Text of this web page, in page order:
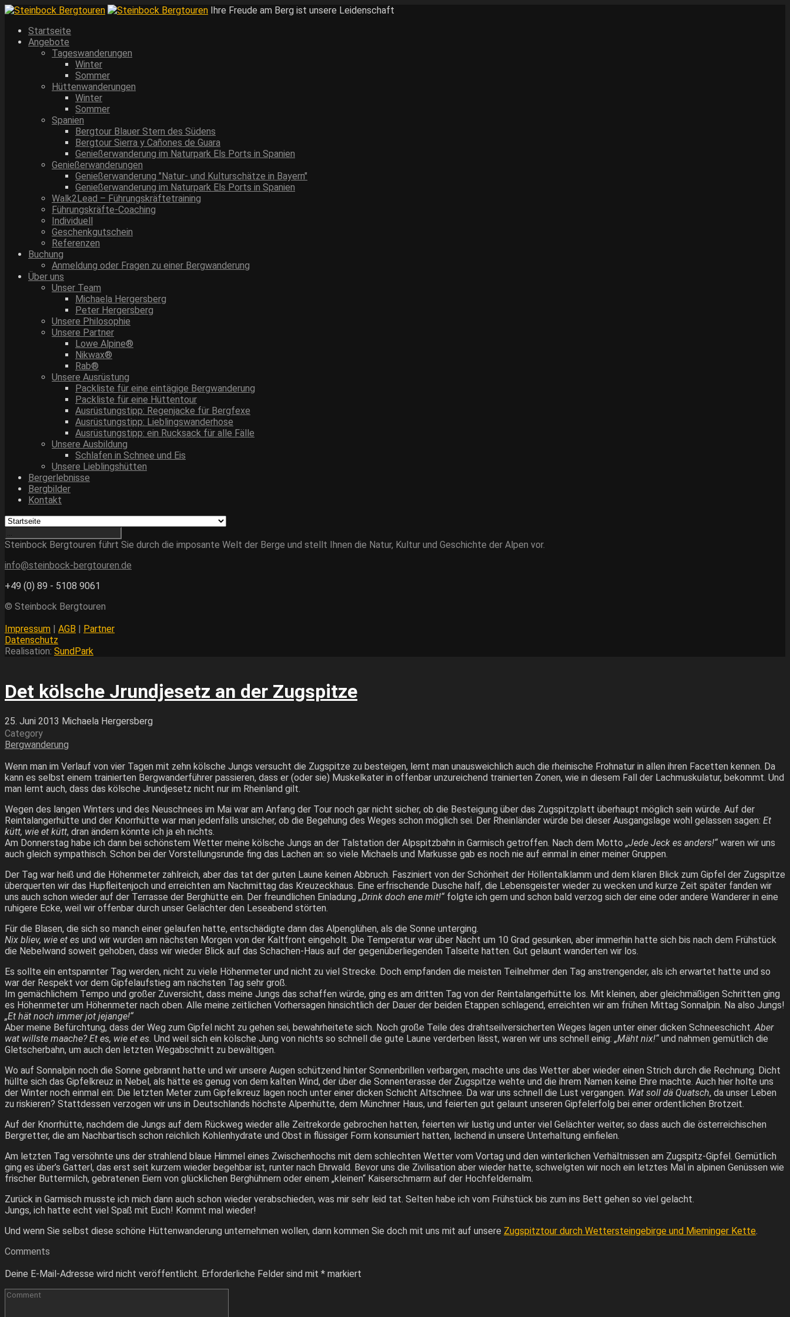
Ihre Freude am Berg ist unsere Leidenschaft
Startseite
Angebote
Tageswanderungen
Winter
Sommer
Hüttenwanderungen
Winter
Sommer
Spanien
Bergtour Blauer Stern des Südens
Bergtour Sierra y Cañones de Guara
Genießerwanderung im Naturpark Els Ports in Spanien
Genießerwanderungen
Genießerwanderung "Natur- und Kulturschätze in Bayern"
Genießerwanderung im Naturpark Els Ports in Spanien
Walk2Lead – Führungskräftetraining
Führungskräfte-Coaching
Individuell
Geschenkgutschein
Referenzen
Buchung
Anmeldung oder Fragen zu einer Bergwanderung
Über uns
Unser Team
Michaela Hergersberg
Peter Hergersberg
Unsere Philosophie
Unsere Partner
Lowe Alpine®
Nikwax®
Rab®
Unsere Ausrüstung
Packliste für eine eintägige Bergwanderung
Packliste für eine Hüttentour
Ausrüstungstipp: Regenjacke für Bergfexe
Ausrüstungstipp: Lieblingswanderhose
Ausrüstungstipp: ein Rucksack für alle Fälle
Unsere Ausbildung
Schlafen in Schnee und Eis
Unsere Lieblingshütten
Bergerlebnisse
Bergbilder
Kontakt
Steinbock Bergtouren führt Sie durch die imposante Welt der Berge und stellt Ihnen die Natur, Kultur und Geschichte der Alpen vor.
info@steinbock-bergtouren.de
+49 (0) 89 - 5108 9061
© Steinbock Bergtouren
Impressum | AGB | Partner
Datenschutz
Realisation: SundPark
Det kölsche Jrundjesetz an der Zugspitze
25. Juni 2013 Michaela Hergersberg
Category
Bergwanderung
Wenn man im Verlauf von vier Tagen mit zehn kölsche Jungs versucht die Zugspitze zu besteigen, lernt man unausweichlich auch die rheinische Frohnatur in allen ihren Facetten kennen. Da
kann es selbst einem trainierten Bergwanderführer passieren, dass er (oder sie) Muskelkater in offenbar unzureichend trainierten Zonen, wie in diesem Fall der Lachmuskulatur, bekommt. Und
man lernt auch, dass das kölsche Jrundjesetz nicht nur im Rheinland gilt.
Wegen des langen Winters und des Neuschnees im Mai war am Anfang der Tour noch gar nicht sicher, ob die Besteigung über das Zugspitzplatt überhaupt möglich sein würde. Auf der
Reintalangerhütte und der Knorrhütte war man jedenfalls unsicher, ob die Begehung des Weges schon möglich sei. Der Rheinländer würde bei dieser Ausgangslage wohl gelassen sagen: Et
kütt, wie et kütt, dran ändern könnte ich ja eh nichts.
Am Donnerstag habe ich dann bei schönstem Wetter meine kölsche Jungs an der Talstation der Alpspitzbahn in Garmisch getroffen. Nach dem Motto „Jede Jeck es anders!“waren wir uns
auch gleich sympathisch. Schon bei der Vorstellungsrunde fing das Lachen an: so viele Michaels und Markusse gab es noch nie auf einmal in einer meiner Gruppen.
Der Tag war heiß und die Höhenmeter zahlreich, aber das tat der guten Laune keinen Abbruch. Fasziniert von der Schönheit der Höllentalklamm und dem klaren Blick zum Gipfel der Zugspitze
überquerten wir das Hupfleitenjoch und erreichten am Nachmittag das Kreuzeckhaus. Eine erfrischende Dusche half, die Lebensgeister wieder zu wecken und kurze Zeit später fanden wir
uns auch schon wieder auf der Terrasse der Berghütte ein. Der freundlichen Einladung „Drink doch ene mit!“folgte ich gern und schon bald verzog sich der eine oder andere Wanderer in eine
ruhigere Ecke, weil wir offenbar durch unser Gelächter den Leseabend störten.
Für die Blasen, die sich so manch einer gelaufen hatte, entschädigte dann das Alpenglühen, als die Sonne unterging.
Nix bliev, wie et es und wir wurden am nächsten Morgen von der Kaltfront eingeholt. Die Temperatur war über Nacht um 10 Grad gesunken, aber immerhin hatte sich bis nach dem Frühstück
die Nebelwand soweit gehoben, dass wir wieder Blick auf das Schachen-Haus auf der gegenüberliegenden Talseite hatten. Gut gelaunt wanderten wir los.
Es sollte ein entspannter Tag werden, nicht zu viele Höhenmeter und nicht zu viel Strecke. Doch empfanden die meisten Teilnehmer den Tag anstrengender, als ich erwartet hatte und so
war der Respekt vor dem Gipfelaufstieg am nächsten Tag sehr groß.
Im gemächlichem Tempo und großer Zuversicht, dass meine Jungs das schaffen würde, ging es am dritten Tag von der Reintalangerhütte los. Mit kleinen, aber gleichmäßigen Schritten ging
es Höhenmeter um Höhenmeter nach oben. Alle meine zeitlichen Vorhersagen hinsichtlich der Dauer der beiden Etappen schlagend, erreichten wir am frühen Mittag Sonnalpin. Na also Jungs!
„Et hät noch immer jot jejange!“
Aber meine Befürchtung, dass der Weg zum Gipfel nicht zu gehen sei, bewahrheitete sich. Noch große Teile des drahtseilversicherten Weges lagen unter einer dicken Schneeschicht.Aber
wat willste maache? Et es, wie et es. Und weil sich ein kölsche Jung von nichts so schnell die gute Laune verderben lässt, waren wir uns schnell einig: „Mäht nix!“und nahmen gemütlich die
Gletscherbahn, um auch den letzten Wegabschnitt zu bewältigen.
Wo auf Sonnalpin noch die Sonne gebrannt hatte und wir unsere Augen schützend hinter Sonnenbrillen verbargen, machte uns das Wetter aber wieder einen Strich durch die Rechnung. Dicht
hüllte sich das Gipfelkreuz in Nebel, als hätte es genug von dem kalten Wind, der über die Sonnenterasse der Zugspitze wehte und die ihrem Namen keine Ehre machte. Auch hier holte uns
der Winter noch einmal ein: Die letzten Meter zum Gipfelkreuz lagen noch unter einer dicken Schicht Altschnee. Da war uns schnell die Lust vergangen. Wat soll dä Quatsch, da unser Leben
zu riskieren? Stattdessen verzogen wir uns in Deutschlands höchste Alpenhütte, dem Münchner Haus, und feierten gut gelaunt unseren Gipfelerfolg bei einer ordentlichen Brotzeit.
Auf der Knorrhütte, nachdem die Jungs auf dem Rückweg wieder alle Zeitrekorde gebrochen hatten, feierten wir lustig und unter viel Gelächter weiter, so dass auch die österreichischen
Bergretter, die am Nachbartisch schon reichlich Kohlenhydrate und Obst in flüssiger Form konsumiert hatten, lachend in unsere Unterhaltung einfielen.
Am letzten Tag versöhnte uns der strahlend blaue Himmel eines Zwischenhochs mit dem schlechten Wetter vom Vortag und den winterlichen Verhältnissen am Zugspitz-Gipfel. Gemütlich
ging es über’s Gatterl, das erst seit kurzem wieder begehbar ist, runter nach Ehrwald. Bevor uns die Zivilisation aber wieder hatte, schwelgten wir noch ein letztes Mal in alpinen Genüssen wie
frischer Buttermilch, gebratenen Eiern von glücklichen Berghühnern oder einem „kleinen“ Kaiserschmarrn auf der Hochfeldernalm.
Zurück in Garmisch musste ich mich dann auch schon wieder verabschieden, was mir sehr leid tat. Selten habe ich vom Frühstück bis zum ins Bett gehen so viel gelacht.
Jungs, ich hatte echt viel Spaß mit Euch! Kommt mal wieder!
Und wenn Sie selbst diese schöne Hüttenwanderung unternehmen wollen, dann kommen Sie doch mit uns mit auf unsere Zugspitztour durch Wettersteingebirge und Mieminger Kette.
Comments
Deine E-Mail-Adresse wird nicht veröffentlicht. Erforderliche Felder sind mit * markiert